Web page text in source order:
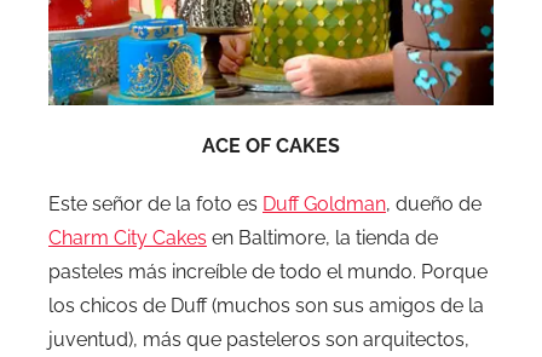
ACE OF CAKES
Este señor de la foto es Duff Goldman, dueño de
Charm City Cakes en Baltimore, la tienda de
pasteles más increíble de todo el mundo. Porque
los chicos de Duff (muchos son sus amigos de la
juventud), más que pasteleros son arquitectos,